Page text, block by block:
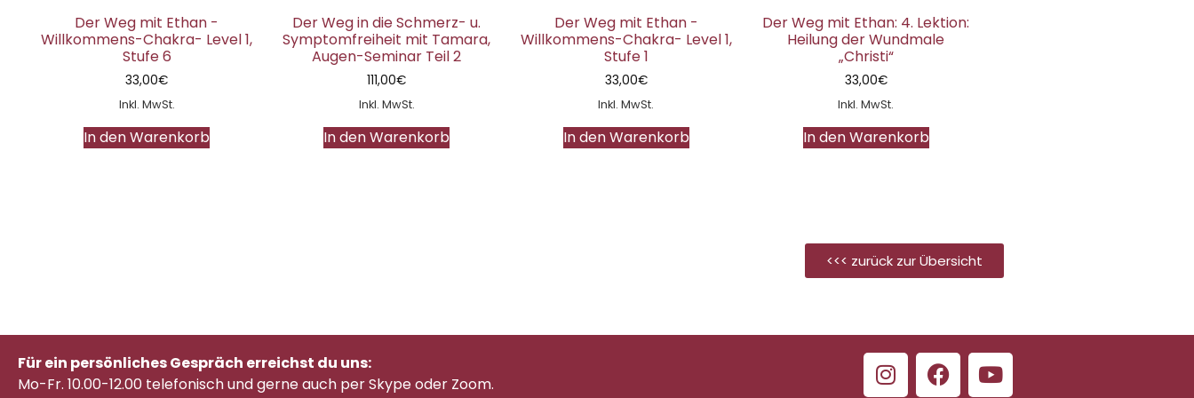
Der Weg mit Ethan -
Willkommens-Chakra- Level 1,
Stufe 6
33,00€
Inkl. MwSt.
In den Warenkorb
Der Weg in die Schmerz- u.
Symptomfreiheit mit Tamara,
Augen-Seminar Teil 2
111,00€
Inkl. MwSt.
In den Warenkorb
Der Weg mit Ethan -
Willkommens-Chakra- Level 1,
Stufe 1
33,00€
Inkl. MwSt.
In den Warenkorb
Der Weg mit Ethan: 4. Lektion:
Heilung der Wundmale
„Christi“
33,00€
Inkl. MwSt.
In den Warenkorb
<<< zurück zur Übersicht
Für ein persönliches Gespräch erreichst du uns:
Mo-Fr. 10.00-12.00 telefonischund gerne auch per Skype oder Zoom.